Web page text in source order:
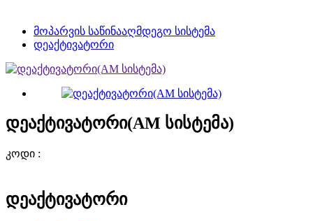
მოპარვის საწინააღმდეგო სისტემა
დეაქტივატორი
დეაქტივატორი(AM სისტემა)
კოდი :
დეაქტივატორი